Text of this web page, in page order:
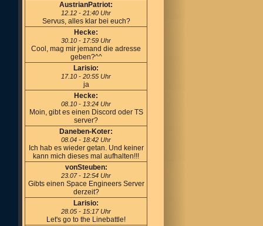
AustrianPatriot:
12.12 - 21:40 Uhr
Servus, alles klar bei euch?
Hecke:
30.10 - 17:59 Uhr
Cool, mag mir jemand die adresse
geben?^^
Larisio:
17.10 - 20:55 Uhr
ja
Hecke:
08.10 - 13:24 Uhr
Moin, gibt es einen Discord oder TS
server?
Daneben-Koter:
08.04 - 18:42 Uhr
Ich hab es wieder getan. Und keiner
kann mich dieses mal aufhalten!!!
vonSteuben:
23.07 - 12:54 Uhr
Gibts einen Space Engineers Server
derzeit?
Larisio:
28.05 - 15:17 Uhr
Let's go to the Linebattle!